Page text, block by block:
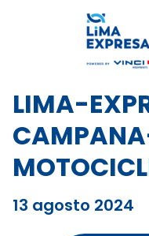
LIMA-
13 agosto 2024